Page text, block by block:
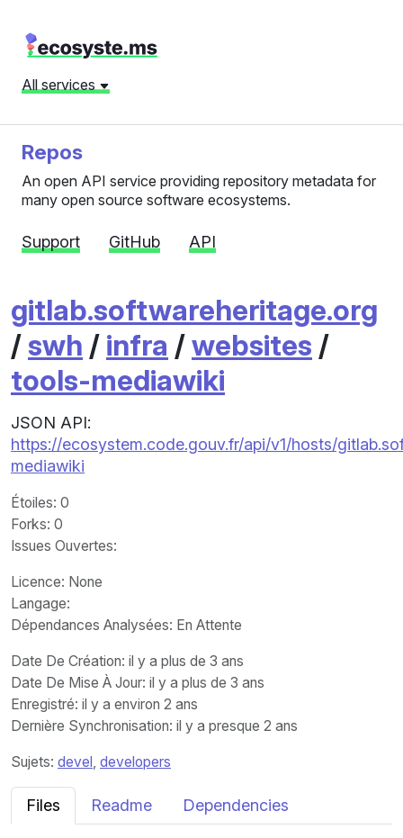
All services
Repos
An open API service providing repository metadata for
many open source software ecosystems.
Support GitHub API
gitlab.softwareheritage.org
/swh / infra /websites /
tools-mediawiki
JSON API:
https://ecosystem.code.gouv.fr/api/v1/hosts/
mediawiki
Étoiles: 0
Forks: 0
Issues Ouvertes:
Licence: None
Langage:
Dépendances Analysées: En Attente
Date De Création: il y a plus de 3 ans
Date De Mise À Jour: il y a plus de 3 ans
Enregistré: il y a environ 2 ans
Dernière Synchronisation: il y a presque 2 ans
Sujets: devel, developers
Files Readme Dependencies